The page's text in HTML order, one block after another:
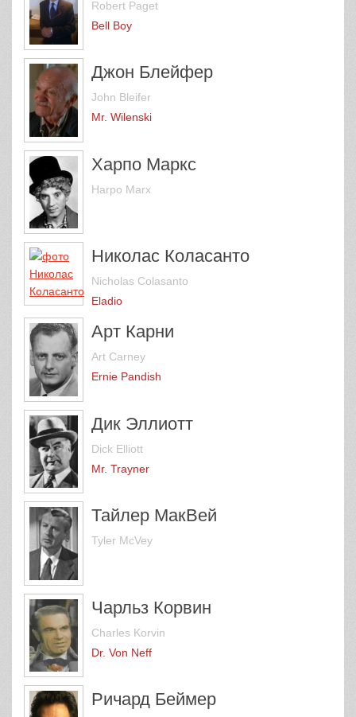
Robert Paget
Bell Boy
Джон Блейфер
John Bleifer
Mr. Wilenski
Харпо Маркс
Harpo Marx
Николас Коласанто
Nicholas Colasanto
Eladio
Арт Карни
Art Carney
Ernie Pandish
Дик Эллиотт
Dick Elliott
Mr. Trayner
Тайлер МакВей
Tyler McVey
Чарльз Корвин
Charles Korvin
Dr. Von Neff
Ричард Беймер